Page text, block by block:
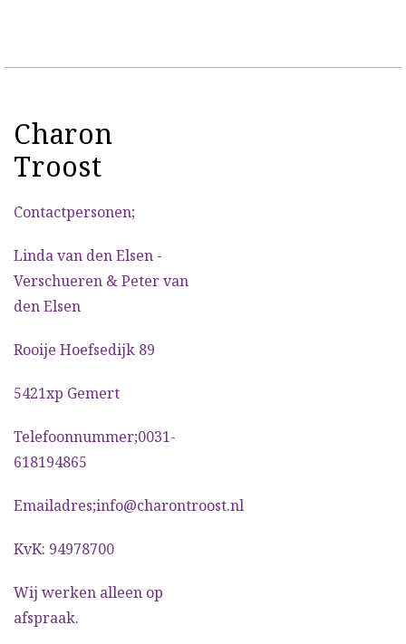
Charon
Troost
Contactpersonen;
Linda van den Elsen -
Verschueren & Peter van
den Elsen
Rooije Hoefsedijk 89
5421xp Gemert
Telefoonnummer;0031-
618194865
Emailadres;info@charontroost.nl
KvK: 94978700
Wij werken alleen op
afspraak.